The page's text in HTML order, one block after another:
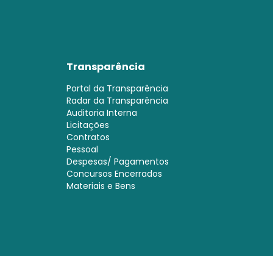
Transparência
Portal da Transparência
Radar da Transparência
Auditoria Interna
Licitações
Contratos
Pessoal
Despesas/ Pagamentos
Concursos Encerrados
Materiais e Bens